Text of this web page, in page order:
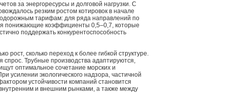
за энергоресурсы и долговой нагрузки. С
резким ростом котировок в начале
тарифам: для ряда направлений по
понижающие коэффициенты 0,5–0,7, которые
поддержать конкурентоспособность
рост, сколько переход к более гибкой структуре.
Трубные производства адаптируются,
оптимальное сочетание морских и
усилении экологического надзора, частичной
устойчивости компаний становится
и внешним рынками, а также между